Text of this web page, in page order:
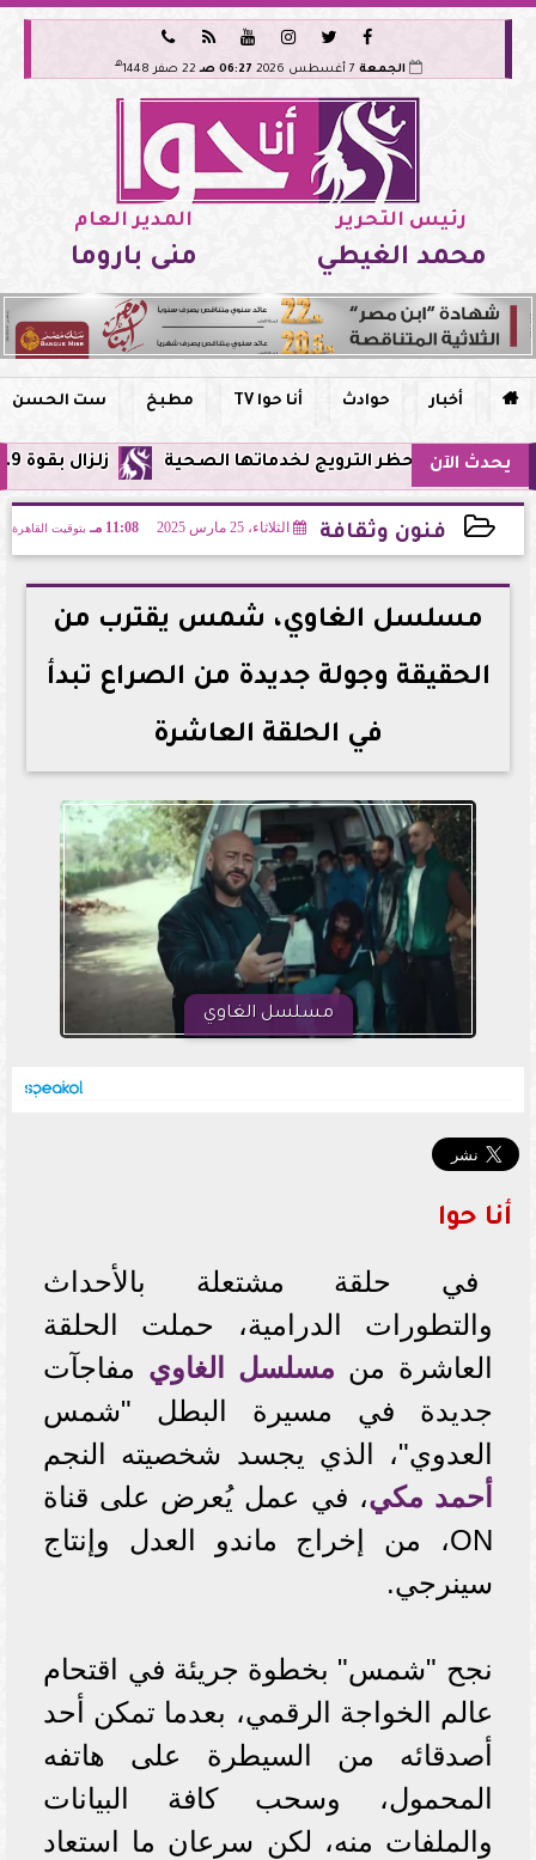






الجمعة 06:27 صـ 22 صفر 1448 هـ
رئيس التحرير
محمد الغيطي
المدير العام
منى باروما
 أخبار حوادث أنا حوا TV مطبخ ست الحسن
يحدث الآن زلزال بقوة 5.9 ريختر يشعر به سكان القاهرة وعدة محافظات.. مركزه شرق البحر المتوسط وحظر الترويج لخدماتها الصحية
فنون وثقافة الثلاثاء، 25 مارس 2025 11:08 مـ بتوقيت القاهرة
2025-03-25 23:08:49
مسلسل الغاوي، شمس يقترب من
الحقيقة وجولة جديدة من الصراع تبدأ
في الحلقة العاشرة
مسلسل الغاوي
أنا حوا
في حلقة مشتعلة بالأحداث
والتطورات الدرامية، حملت الحلقة
العاشرة من مسلسل الغاوي مفاجآت
جديدة في مسيرة البطل "شمس
العدوي"، الذي يجسد شخصيته النجم
أحمد مكي، في عمل يُعرض على قناة
ON، من إخراج ماندو العدل وإنتاج
سينرجي.
نجح "شمس" بخطوة جريئة في اقتحام
عالم الخواجة الرقمي، بعدما تمكن أحد
أصدقائه من السيطرة على هاتفه
المحمول، وسحب كافة البيانات
والملفات منه، لكن سرعان ما استعاد